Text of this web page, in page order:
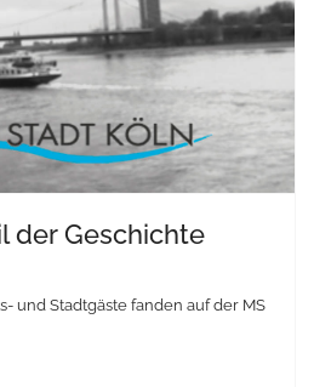
der Geschichte
und Stadtgäste fanden auf der MS